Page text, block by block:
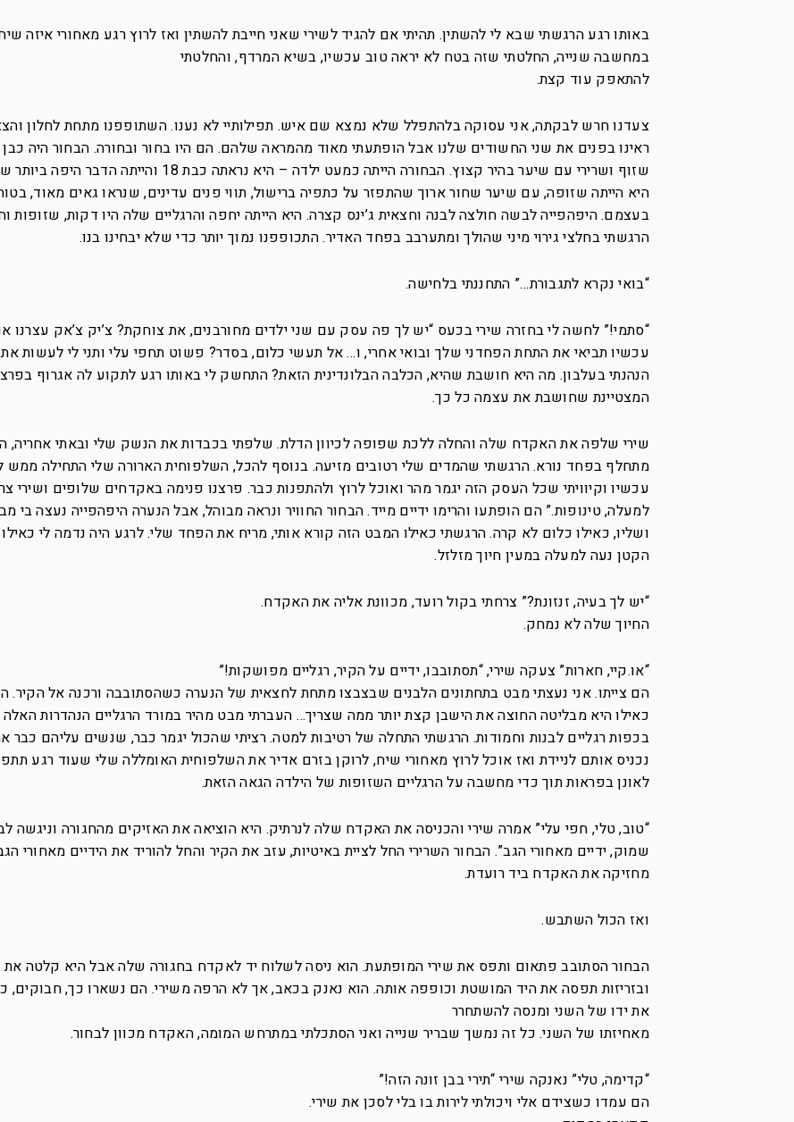
באותו רגע הרגשתי שבא לי להשתין. תהיתי אם להגיד לשירי שאני חייבת להשתין ואז לרוץ רגע מאחורי איזה
במחשבה שנייה, החלטתי שזה בטח לא יראה טוב עכשיו, בשיא המרדף, והחלטתי
להתאפק עוד קצת.
צעדנו חרש לבקתה, אני עסוקה בלהתפלל שלא נמצא שם איש. תפילותיי לא נענו. השתופפנו מתחת לחלון
שזוף ושרירי עם שיער בהיר קצוץ. הבחורה הייתה כמעט ילדה – היא נראתה כבת 18
היא הייתה שזופה, עם שיער שחור ארוך שהתפזר על כתפיה ברישול, תווי פנים עדינים, שנראו גאים מאוד,
בעצמם. היפהפייה לבשה חולצה לבנה וחצאית ג’ינס קצרה. היא הייתה יחפה והרגליים שלה היו דקות, שזופות
הרגשתי בחלצי גירוי מיני שהולך ומתערבב בפחד האדיר. התכופפנו נמוך יותר כדי שלא יבחינו בנו.
“בואי נקרא לתגבורת…” התחננתי בלחישה.
“סתמי!” לחשה לי בחזרה שירי בכעס “יש לך פה עסק עם שני ילדים מחורבנים, את צוחקת? צ’יק צ’אק עצרנו
עכשיו תביאי את התחת הפחדני שלך ובואי אחרי, ו… אל תעשי כלום, בסדר? פשוט תחפי עלי ותני לי לעשות
הנהנתי בעלבון. מה היא חושבת שהיא, הכלבה הבלונדינית הזאת? התחשק לי באותו רגע לתקוע לה אגרוף
המצטיינת שחושבת את עצמה כל כך.
שירי שלפה את האקדח שלה והחלה ללכת שפופה לכיוון הדלת. שלפתי בכבדות את הנשק שלי ובאתי אחריה,
מתחלף בפחד נורא. הרגשתי שהמדים שלי רטובים מזיעה. בנוסף להכל, השלפוחית הארורה שלי התחילה ממש
עכשיו וקיוויתי שכל העסק הזה יגמר מהר ואוכל לרוץ ולהתפנות כבר. פרצנו פנימה באקדחים שלופים ושירי
למעלה, טינופות.” הם הופתעו והרימו ידיים מייד. הבחור החוויר ונראה מבוהל, אבל הנערה היפהפייה נעצה בי
ושליו, כאילו כלום לא קרה. הרגשתי כאילו המבט הזה קורא אותי, מריח את הפחד שלי. לרגע היה נדמה לי כאילו
הקטן נעה למעלה במעין חיוך מזלזל.
“יש לך בעיה, זנזונת?” צרחתי בקול רועד, מכוונת אליה את האקדח.
החיוך שלה לא נמחק.
“או.קיי, חארות” צעקה שירי, “תסתובבו, ידיים על הקיר, רגליים מפושקות!”
הם צייתו. אני נעצתי מבט בתחתונים הלבנים שבצבצו מתחת לחצאית של הנערה כשהסתובבה ורכנה אל הקיר.
כאילו היא מבליטה החוצה את הישבן קצת יותר ממה שצריך… העברתי מבט מהיר במורד הרגליים הנהדרות
בכפות רגליים לבנות וחמודות. הרגשתי התחלה של רטיבות למטה. רציתי שהכול יגמר כבר, שנשים עליהם כבר
נכניס אותם לניידת ואז אוכל לרוץ מאחורי שיח, לרוקן בזרם אדיר את השלפוחית האומללה שלי שעוד רגע
לאונן בפראות תוך כדי מחשבה על הרגליים השזופות של הילדה הגאה הזאת.
“טוב, טלי, חפי עלי” אמרה שירי והכניסה את האקדח שלה לנרתיק. היא הוציאה את האזיקים מהחגורה וניגשה
שמוק, ידיים מאחורי הגב”. הבחור השרירי החל לציית באיטיות, עזב את הקיר והחל להוריד את הידיים מאחורי
מחזיקה את האקדח ביד רועדת.
ואז הכול השתבש.
הבחור הסתובב פתאום ותפס את שירי המופתעת. הוא ניסה לשלוח יד לאקדח בחגורה שלה אבל היא קלטה את
ובזריזות תפסה את היד המושטת וכופפה אותה. הוא נאנק בכאב, אך לא הרפה משירי. הם נשארו כך, חבוקים,
את ידו של השני ומנסה להשתחרר
מאחיזתו של השני. כל זה נמשך שבריר שנייה ואני הסתכלתי במתרחש המומה, האקדח מכוון לבחור.
“קדימה, טלי” נאנקה שירי “תירי בבן זונה הזה!”
הם עמדו כשצידם אלי ויכולתי לירות בו בלי לסכן את שירי.